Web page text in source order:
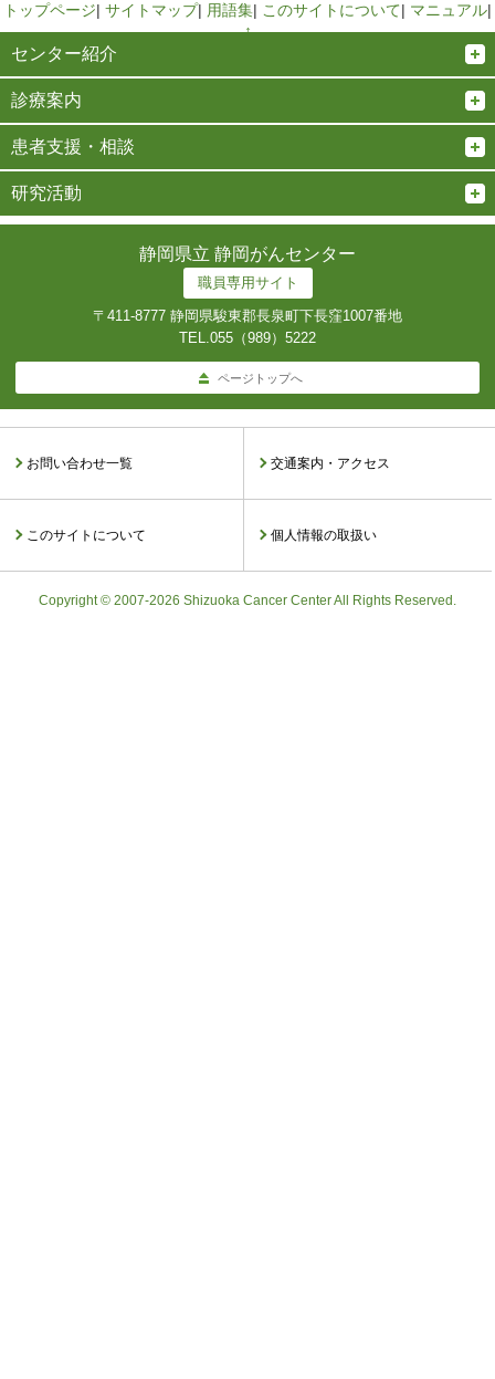
トップページ| サイトマップ| 用語集| このサイトについて| マニュアル|
↑
センター紹介
診療案内
患者支援・相談
研究活動
静岡県立 静岡がんセンター
職員専用サイト
〒411-8777 静岡県駿東郡長泉町下長窪1007番地
TEL.055（989）5222
ページトップへ
お問い合わせ一覧 交通案内・アクセス
このサイトについて 個人情報の取扱い
Copyright © 2007-2026 Shizuoka Cancer Center All Rights Reserved.